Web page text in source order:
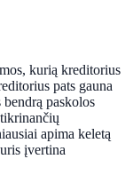
kurią kreditorius
pats gauna
paskolos
apima keletą
įvertina